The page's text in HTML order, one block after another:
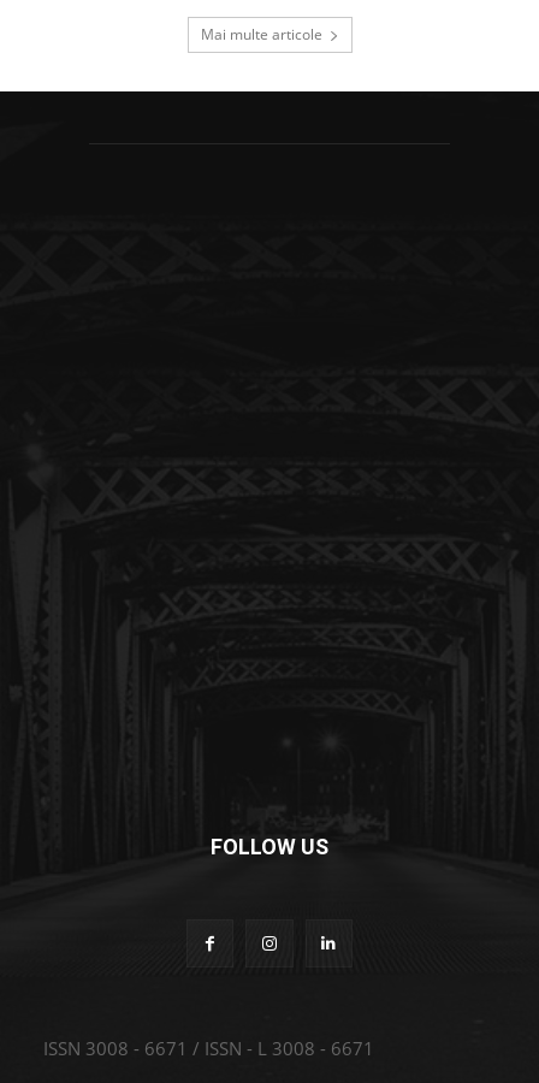
Mai multe articole
FOLLOW US
ISSN 3008 - 6671 / ISSN - L 3008 - 6671